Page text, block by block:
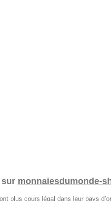
sur monnaiesdumonde-
plus cours légal dans leur pays